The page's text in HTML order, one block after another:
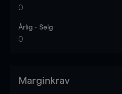
0
Årlig - Selg
0
Marginkrav